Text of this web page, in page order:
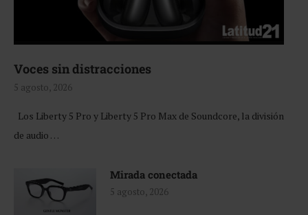
Voces sin distracciones
5 agosto, 2026
Los Liberty 5 Pro y Liberty 5 Pro Max de Soundcore, la división
de audio …
Mirada conectada
5 agosto, 2026